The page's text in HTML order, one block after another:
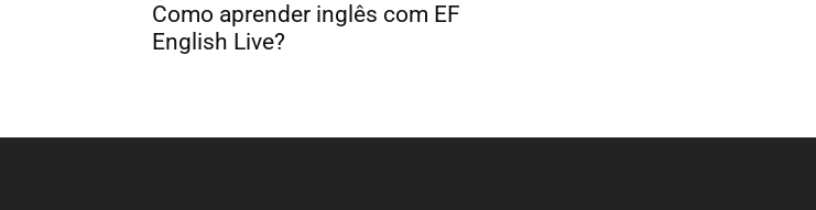
Como aprender inglês com EF
English Live?